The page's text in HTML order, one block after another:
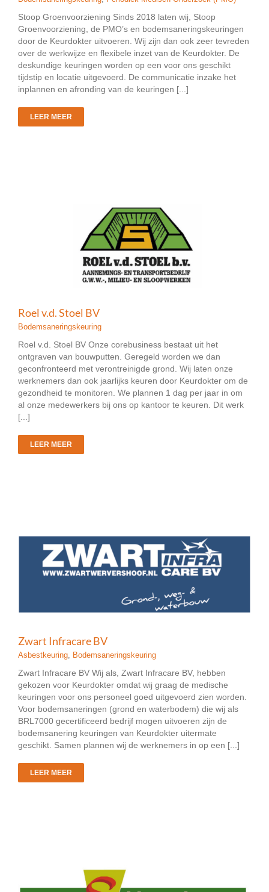
Stoop Groenvoorziening Sinds 2018 laten wij, Stoop
Groenvoorziening, de PMO’s en bodemsaneringskeuringen
door de Keurdokter uitvoeren. Wij zijn dan ook zeer tevreden
over de werkwijze en flexibele inzet van de Keurdokter. De
deskundige keuringen worden op een voor ons geschikt
tijdstip en locatie uitgevoerd. De communicatie inzake het
inplannen en afronding van de keuringen [...]
LEER MEER
Roel v.d. Stoel BV
Bodemsaneringskeuring
Roel v.d. Stoel BV Onze corebusiness bestaat uit het
ontgraven van bouwputten. Geregeld worden we dan
geconfronteerd met verontreinigde grond. Wij laten onze
werknemers dan ook jaarlijks keuren door Keurdokter om de
gezondheid te monitoren. We plannen 1 dag per jaar in om
al onze medewerkers bij ons op kantoor te keuren. Dit werk
[...]
LEER MEER
Zwart Infracare BV
Asbestkeuring, Bodemsaneringskeuring
Zwart Infracare BV Wij als, Zwart Infracare BV, hebben
gekozen voor Keurdokter omdat wij graag de medische
keuringen voor ons personeel goed uitgevoerd zien worden.
Voor bodemsaneringen (grond en waterbodem) die wij als
BRL7000 gecertificeerd bedrijf mogen uitvoeren zijn de
bodemsanering keuringen van Keurdokter uitermate
geschikt. Samen plannen wij de werknemers in op een [...]
LEER MEER